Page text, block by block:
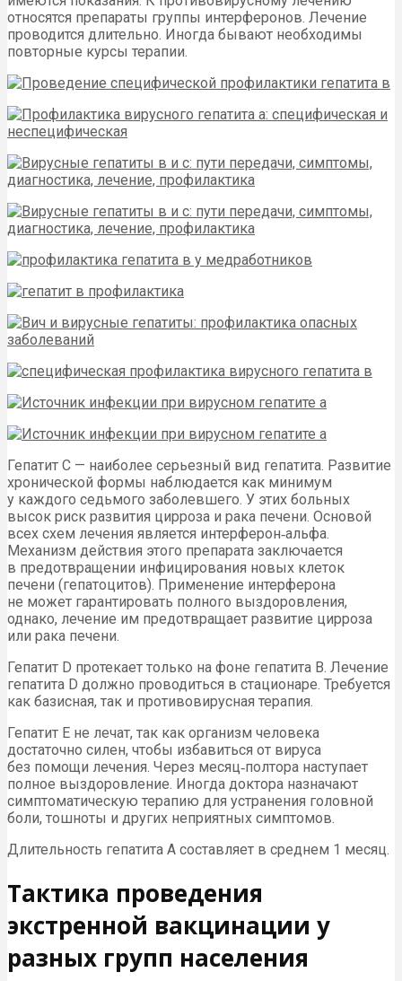
относятся препараты группы интерферонов. Лечение
проводится длительно. Иногда бывают необходимы
повторные курсы терапии.
Гепатит C — наиболее серьезный вид гепатита. Развитие
хронической формы наблюдается как минимум
у каждого седьмого заболевшего. У этих больных
высок риск развития цирроза и рака печени. Основой
всех схем лечения является интерферон‑альфа.
Механизм действия этого препарата заключается
в предотвращении инфицирования новых клеток
печени (гепатоцитов). Применение интерферона
не может гарантировать полного выздоровления,
однако, лечение им предотвращает развитие цирроза
или рака печени.
Гепатит D протекает только на фоне гепатита B. Лечение
гепатита D должно проводиться в стационаре. Требуется
как базисная, так и противовирусная терапия.
Гепатит E не лечат, так как организм человека
достаточно силен, чтобы избавиться от вируса
без помощи лечения. Через месяц‑полтора наступает
полное выздоровление. Иногда доктора назначают
симптоматическую терапию для устранения головной
боли, тошноты и других неприятных симптомов.
Длительность гепатита А составляет в среднем 1 месяц.
Тактика проведения
экстренной вакцинации у
разных групп населения